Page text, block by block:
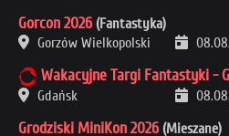
Gorcon 2026 (Fantastyka)
Gorzów Wielkopolski
Wakacyjne Targi Fantastyki -
Gdańsk
Grodziski MiniKon 2026 (Mieszane)